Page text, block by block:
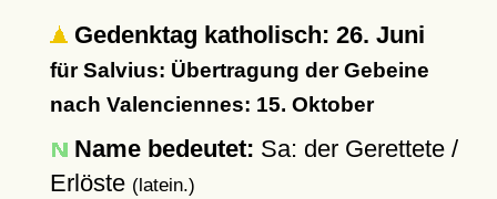
Gedenktag katholisch: 26. Juni
für Salvius: Übertragung der Gebeine
nach Valenciennes: 15. Oktober
Name bedeutet: Sa: der Gerettete /
Erlöste (latein.)